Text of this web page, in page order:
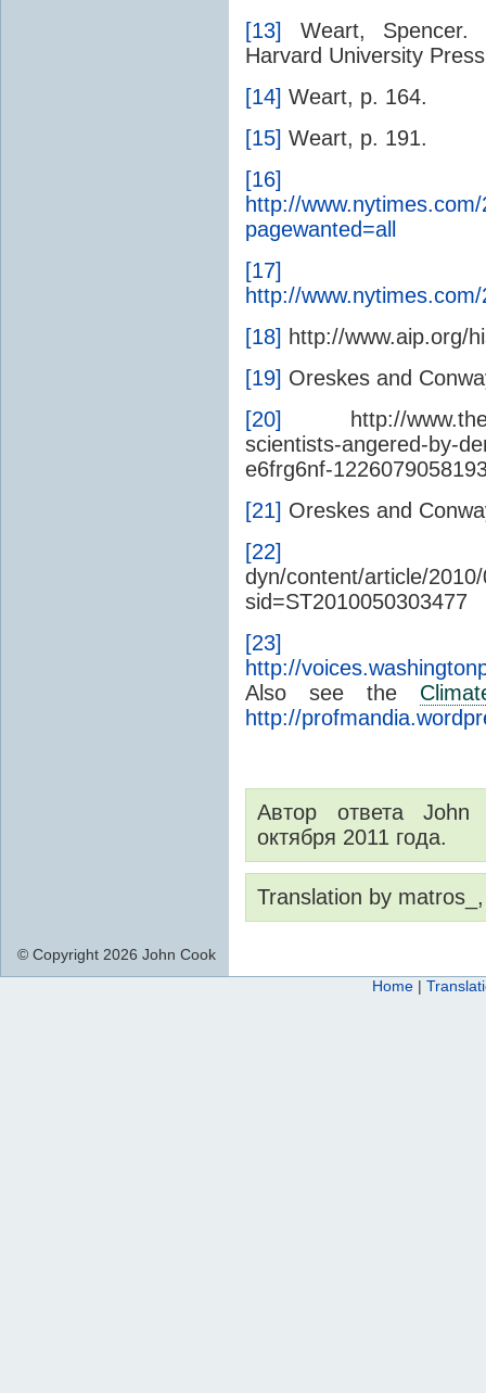
[13]
Weart,
Harvard University
[14] Weart, p. 164.
[15] Weart, p. 191.
[16]
http://
pagewanted=all
[17]
http://
[18] http://www.aip.org/
[19] Oreskes and
[20]
http://
scientists-angered-by-
e6frg6nf-
[21] Oreskes and
[22]
dyn/content/article/
sid=ST2010050303477
[23]
http://
Also see the
http://
Автор ответа
октября 2011 года.
Translation by
© Copyright 2026 John Cook
Home |